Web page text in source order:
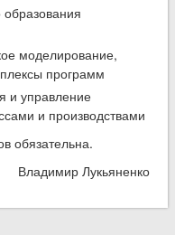
моделирование,
программ
и управление
и производствами
обязательна.
Владимир Лукьяненко